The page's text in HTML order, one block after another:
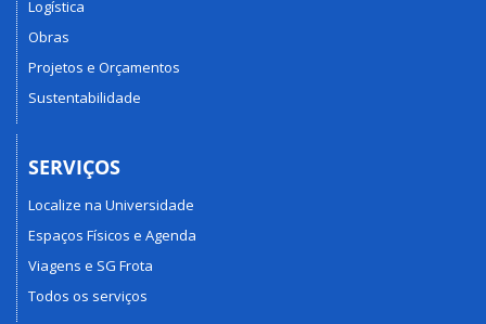
Logística
Obras
Projetos e Orçamentos
Sustentabilidade
SERVIÇOS
Localize na Universidade
Espaços Físicos e Agenda
Viagens e SG Frota
Todos os serviços